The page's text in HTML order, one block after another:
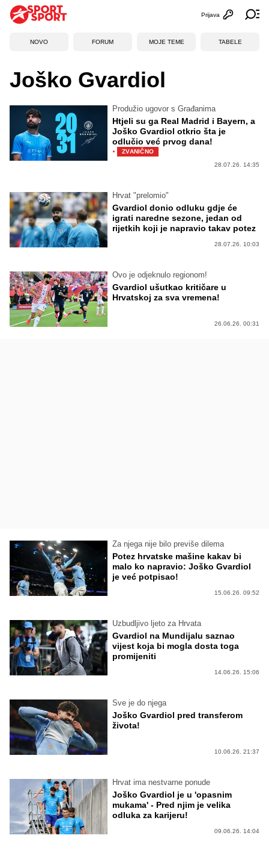
Otvori
Prijava
NOVO FORUM MOJE TEME TABELE
Joško Gvardiol
Produžio ugovor s Građanima
Htjeli su ga Real Madrid i Bayern, a
Joško Gvardiol otkrio šta je
odlučio već prvog dana!
·
ZVANIČNO
28.07.26. 14:35
Hrvat "prelomio"
Gvardiol donio odluku gdje će
igrati naredne sezone, jedan od
rijetkih koji je napravio takav potez
28.07.26. 10:03
Ovo je odjeknulo regionom!
Gvardiol ušutkao kritičare u
Hrvatskoj za sva vremena!
26.06.26. 00:31
Za njega nije bilo previše dilema
Potez hrvatske mašine kakav bi
malo ko napravio: Joško Gvardiol
je već potpisao!
15.06.26. 09:52
Uzbudljivo ljeto za Hrvata
Gvardiol na Mundijalu saznao
vijest koja bi mogla dosta toga
promijeniti
14.06.26. 15:06
Sve je do njega
Joško Gvardiol pred transferom
života!
10.06.26. 21:37
Hrvat ima nestvarne ponude
Joško Gvardiol je u 'opasnim
mukama' - Pred njim je velika
odluka za karijeru!
09.06.26. 14:04